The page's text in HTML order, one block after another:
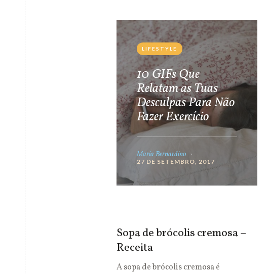
LIFESTYLE
10 GIFs Que
Relatam as Tuas
Desculpas Para Não
Fazer Exercício
Maria Bernardino
27 DE SETEMBRO, 2017
Sopa de brócolis cremosa –
Receita
A sopa de brócolis cremosa é